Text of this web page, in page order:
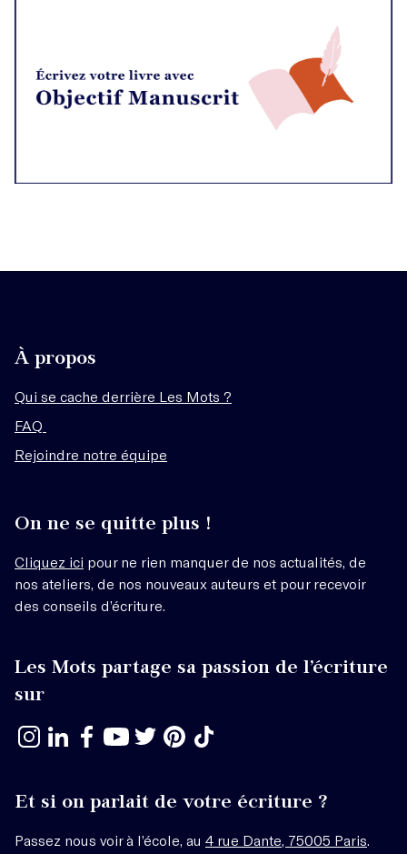
À propos
Qui se cache derrière Les Mots ?
FAQ
Rejoindre notre équipe
On ne se quitte plus !
Cliquez ici pour ne rien manquer de nos actualités, de
nos ateliers, de nos nouveaux auteurs et pour recevoir
des conseils d’écriture.
Les Mots partage sa passion de l’écriture
sur
Et si on parlait de votre écriture ?
Passez nous voir à l’école, au 4 rue Dante, 75005 Paris